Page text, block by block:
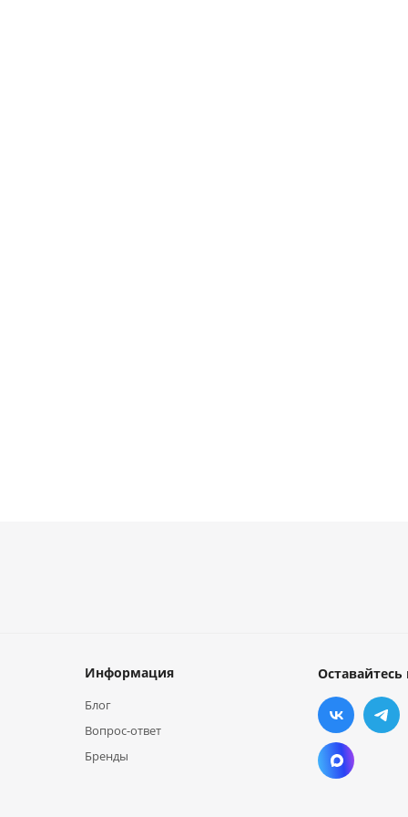
Информация
Блог
Вопрос-ответ
Бренды
Оставайтесь